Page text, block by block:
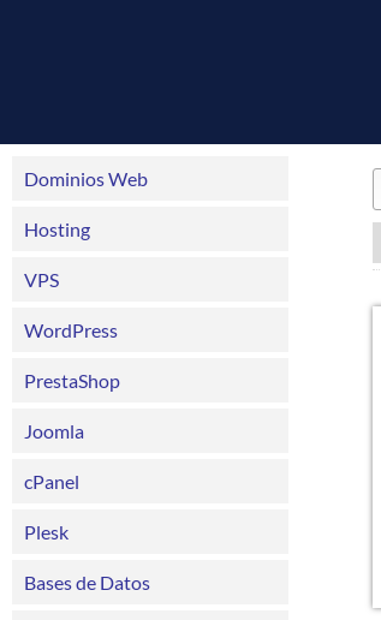
Dominios Web
Hosting
VPS
WordPress
PrestaShop
Joomla
cPanel
Plesk
Bases de Datos